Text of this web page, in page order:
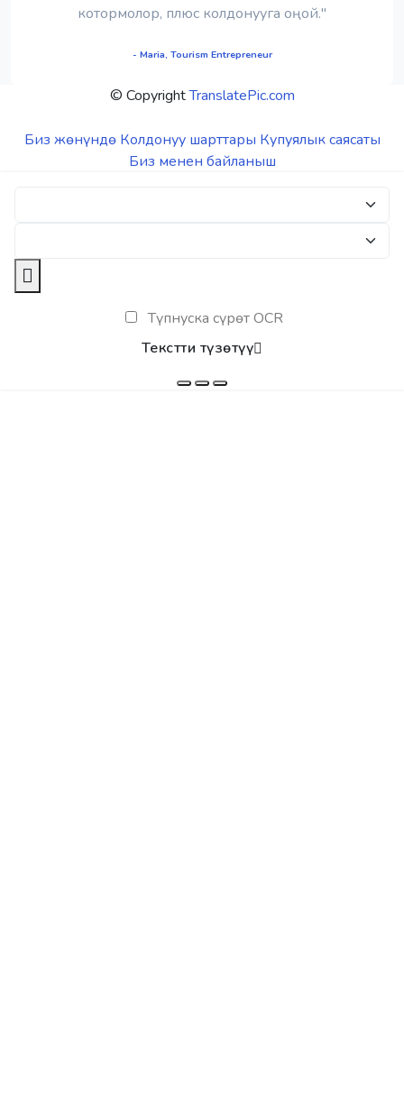
котормолор, плюс колдонууга оңой."
- Maria, Tourism Entrepreneur
© CopyrightTranslatePic.com
Биз жөнүндө Колдонуу шарттары Купуялык саясаты
Биз менен байланыш
Түпнуска сүрөт OCR
Текстти түзөтүү